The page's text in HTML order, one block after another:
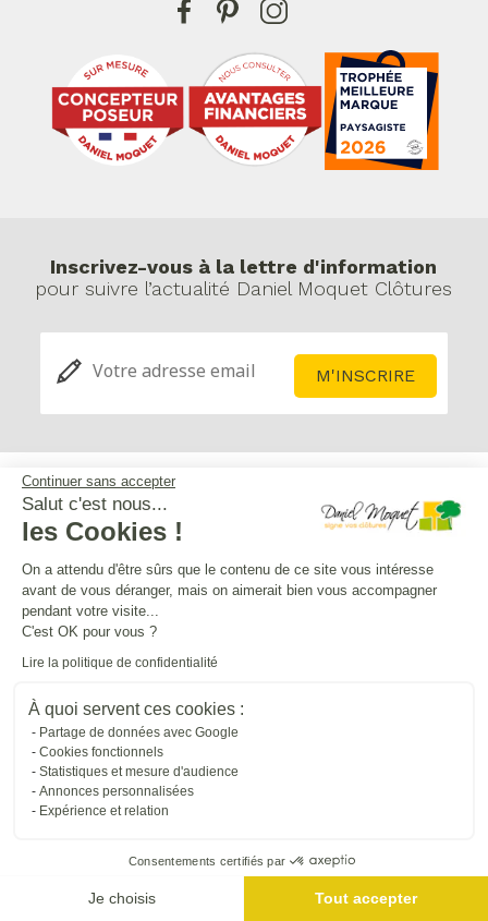
Continuer sans accepter
Salut c'est nous...
les Cookies !
On a attendu d'être sûrs que le contenu de ce site vous intéresse
avant de vous déranger, mais on aimerait bien vous accompagner
pendant votre visite...
C'est OK pour vous ?
Lire la politique de confidentialité
À quoi servent ces cookies :
Partage de données avec Google
Cookies fonctionnels
Statistiques et mesure d'audience
Annonces personnalisées
Expérience et relation
Consentements certifiés par
Je choisis Tout accepter
Inscrivez-vous à la lettre d'information
pour suivre l’actualité Daniel Moquet Clôtures
Mentions légales
Crédits Agence de communication
Plan du site
Droit à l'oubli
Dépôt CNIL N°VCY0350815H